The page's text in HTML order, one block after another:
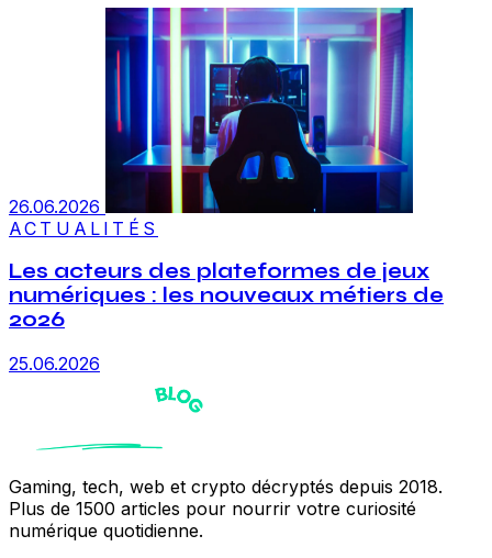
26.06.2026
ACTUALITÉS
Les acteurs des plateformes de jeux
numériques : les nouveaux métiers de
2026
25.06.2026
Gaming, tech, web et crypto décryptés depuis 2018.
Plus de 1500 articles pour nourrir votre curiosité
numérique quotidienne.